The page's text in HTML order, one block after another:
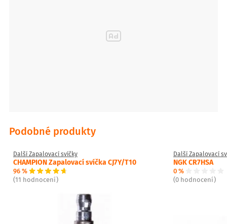
Podobné produkty
Další Zapalovací svíčky
CHAMPION Zapalovací svíčka CJ7Y/T10
96 %
(11 hodnocení)
Další Zapalovací
NGK CR7HSA
0 %
(0 hodnocení)